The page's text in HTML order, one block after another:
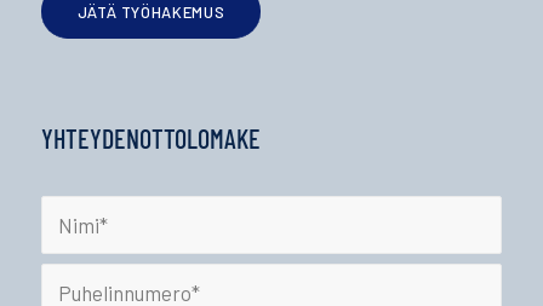
JÄTÄ TYÖHAKEMUS
YHTEYDENOTTOLOMAKE